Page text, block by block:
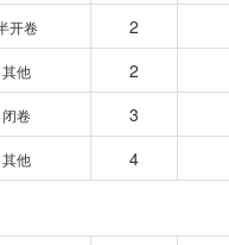
开卷 2
其他 2
闭卷 3
其他 4